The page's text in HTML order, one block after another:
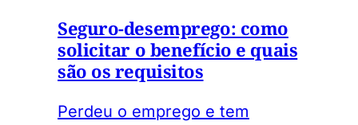
Seguro-desemprego: como
solicitar o benefício e quais
são os requisitos
Perdeu o emprego e tem